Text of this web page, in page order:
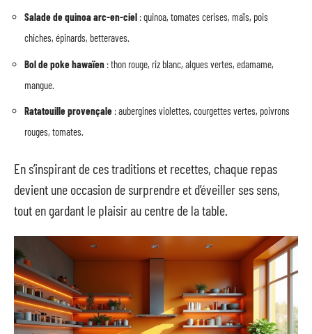
Salade de quinoa arc-en-ciel : quinoa, tomates cerises, maïs, pois
chiches, épinards, betteraves.
Bol de poke hawaïen : thon rouge, riz blanc, algues vertes, edamame,
mangue.
Ratatouille provençale : aubergines violettes, courgettes vertes, poivrons
rouges, tomates.
En s’inspirant de ces traditions et recettes, chaque repas
devient une occasion de surprendre et d’éveiller ses sens,
tout en gardant le plaisir au centre de la table.